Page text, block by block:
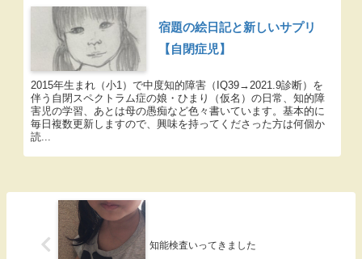
宿題の絵日記と新しいサプリ
【自閉症児】
2015年生まれ（小1）で中度知的障害（IQ39→2021.9診断）を
伴う自閉スペクトラム症の娘・ひまり（仮名）の日常、知的障
害児の学習、あとは母の愚痴など色々書いています。基本的に
毎日複数更新しますので、興味を持ってくださった方は何個か
読...
知能検査いってきました